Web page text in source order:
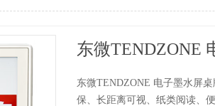
东微TENDZONE 电子墨水屏
保、长距离可视、纸类阅读、